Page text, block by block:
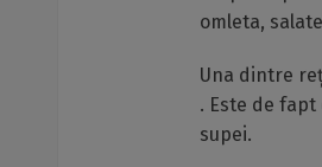
omleta,
Una dintre
. Este de
supei.